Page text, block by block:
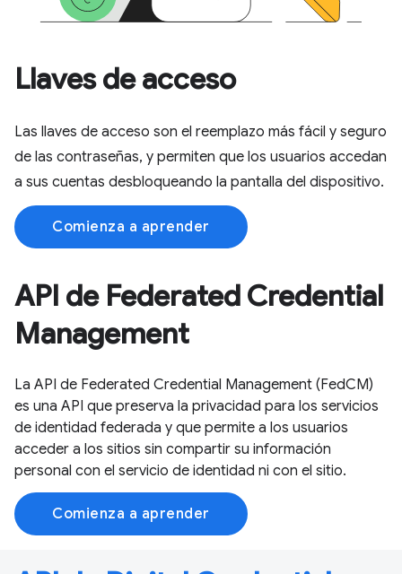
Llaves de acceso
Las llaves de acceso son el reemplazo más fácil y seguro
de las contraseñas, y permiten que los usuarios accedan
a sus cuentas desbloqueando la pantalla del dispositivo.
Comienza a aprender
API de Federated Credential
Management
La API de Federated Credential Management (FedCM)
es una API que preserva la privacidad para los servicios
de identidad federada y que permite a los usuarios
acceder a los sitios sin compartir su información
personal con el servicio de identidad ni con el sitio.
Comienza a aprender